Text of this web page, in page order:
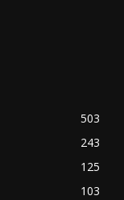
503
243
125
103